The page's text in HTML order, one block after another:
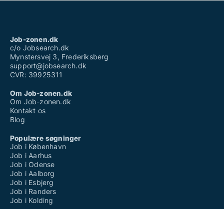
Job-zonen.dk
c/o Jobsearch.dk
Mynstersvej 3, Frederiksberg
support@jobsearch.dk
CVR: 39925311
Om Job-zonen.dk
Om Job-zonen.dk
Kontakt os
Blog
Populære søgninger
Job i København
Job i Aarhus
Job i Odense
Job i Aalborg
Job i Esbjerg
Job i Randers
Job i Kolding